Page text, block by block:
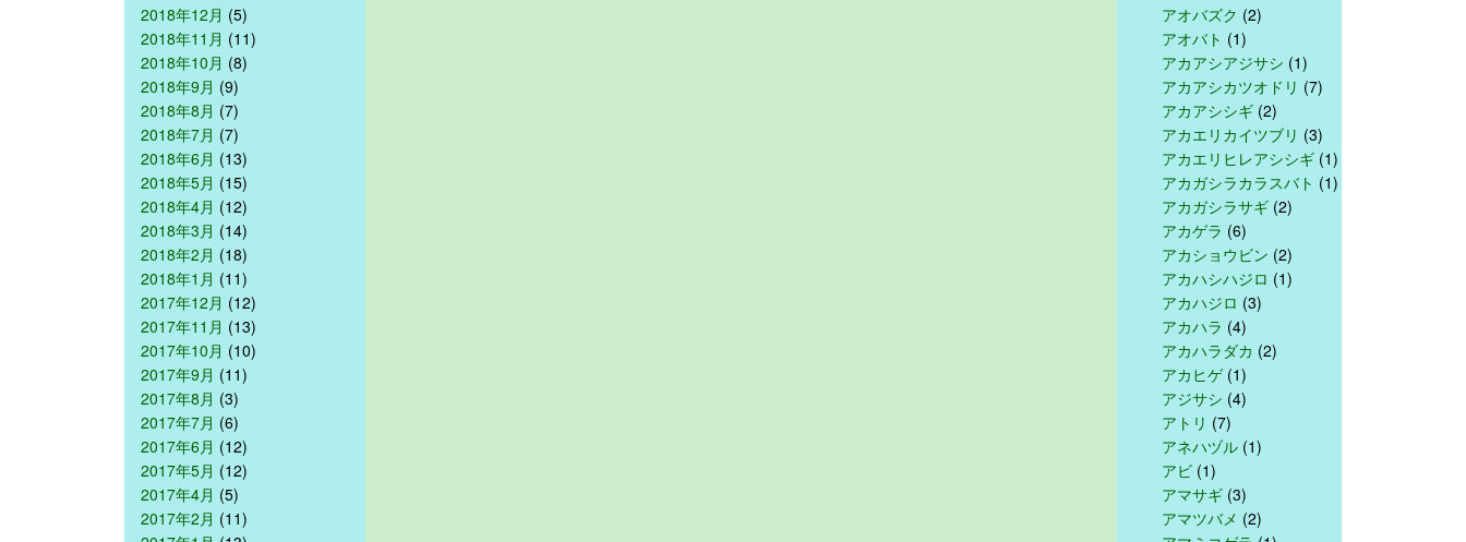
2018年12月 (5)
2018年11月 (11)
2018年10月 (8)
2018年9月 (9)
2018年8月 (7)
2018年7月 (7)
2018年6月 (13)
2018年5月 (15)
2018年4月 (12)
2018年3月 (14)
2018年2月 (18)
2018年1月 (11)
2017年12月 (12)
2017年11月 (13)
2017年10月 (10)
2017年9月 (11)
2017年8月 (3)
2017年7月 (6)
2017年6月 (12)
2017年5月 (12)
2017年4月 (5)
2017年2月 (11)
アオバズク (2)
アオバト (1)
アカアシアジサシ (1)
アカアシカツオドリ (7)
アカアシシギ (2)
アカエリカイツブリ (3)
アカエリヒレアシシギ (1)
アカガシラカラスバト (1)
アカガシラサギ (2)
アカゲラ (6)
アカショウビン (2)
アカハシハジロ (1)
アカハジロ (3)
アカハラ (4)
アカハラダカ (2)
アカヒゲ(1)
アジサシ (4)
アトリ (7)
アネハヅル (1)
アビ (1)
アマサギ (3)
アマツバメ (2)